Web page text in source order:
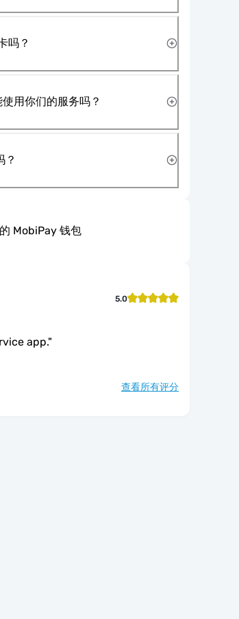
吗？
用你们的服务吗？
？
MobiPay 钱包
5.0
app."
查看所有评分